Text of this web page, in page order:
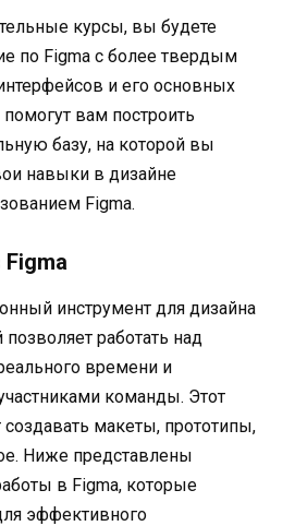
курсы, вы будете
по Figma с более твердым
и его основных
вам построить
базу, на которой вы
навыки в дизайне
Figma.
инструмент для дизайна
работать над
времени и
команды. Этот
создавать макеты, прототипы,
Ниже представлены
в Figma, которые
эффективного